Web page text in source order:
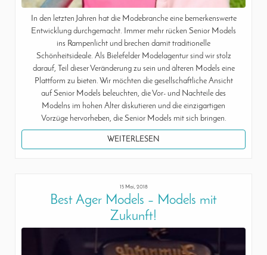
In den letzten Jahren hat die Modebranche eine bemerkenswerte
Entwicklung durchgemacht. Immer mehr rücken Senior Models
ins Rampenlicht und brechen damit traditionelle
Schönheitsideale. Als Bielefelder Modelagentur sind wir stolz
darauf, Teil dieser Veränderung zu sein und älteren Models eine
Plattform zu bieten. Wir möchten die gesellschaftliche Ansicht
auf Senior Models beleuchten, die Vor- und Nachteile des
Modelns im hohen Alter diskutieren und die einzigartigen
Vorzüge hervorheben, die Senior Models mit sich bringen.
WEITERLESEN
15 Mai, 2018
Best Ager Models – Models mit
Zukunft!